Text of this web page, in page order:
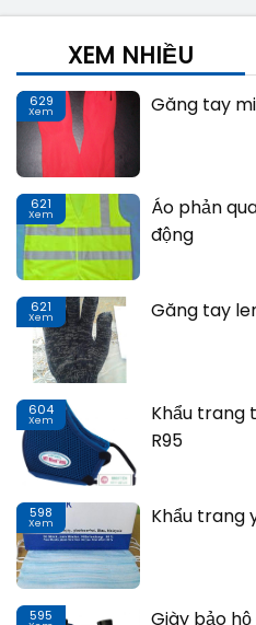
XEM NHIỀU
629
Xem Găng tay
621
Xem
Áo phản
động
621
Xem Găng tay
604
Xem
Khẩu trang
R95
598
Xem Khẩu trang
595 Giày bảo